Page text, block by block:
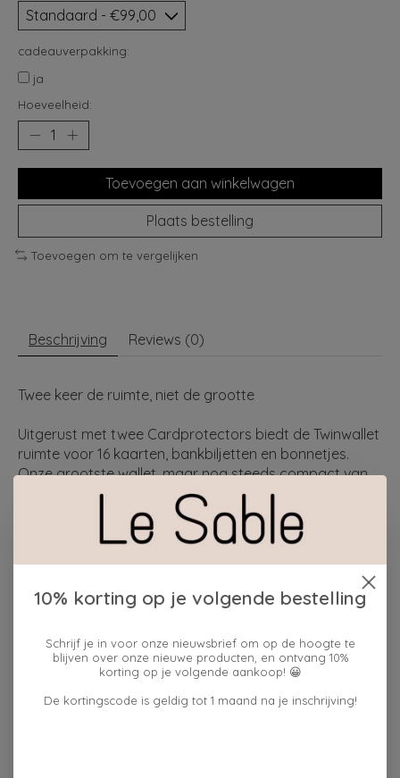
cadeauverpakking:
ja
Hoeveelheid:
Toevoegen aan winkelwagen
Plaats bestelling
Toevoegen om te vergelijken
Beschrijving Reviews (0)
Twee keer de ruimte, niet de grootte
Uitgerust met twee Cardprotectors biedt de Twinwallet
ruimte voor 16 kaarten, bankbiljetten en bonnetjes.
Onze grootste wallet, maar nog steeds compact van
formaat. Samen met een stevige sluiting en omhulsel
om extra kaarten, bankbiljetten en bonnen op te
bergen, kan de Twinwallet veel kwijt, maar blijft het
Draagt
8 verdikte of 12 platte kaarten
4 extra kaarten
10% korting op je volgende bestelling
Schrijf je in voor onze nieuwsbrief om op de hoogte te
blijven over onze nieuwe producten, en ontvang 10%
korting op je volgende aankoop! 😀
De kortingscode is geldig tot 1 maand na je inschrijving!